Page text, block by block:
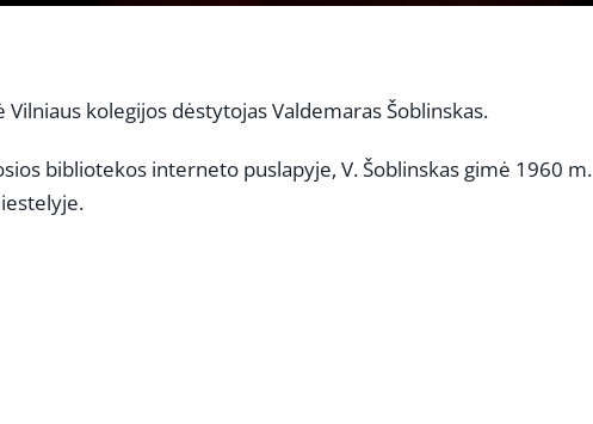
kolegijos dėstytojas Valdemaras Šoblinskas.
bibliotekos interneto puslapyje, V. Šoblinskas gimė 1960 m.